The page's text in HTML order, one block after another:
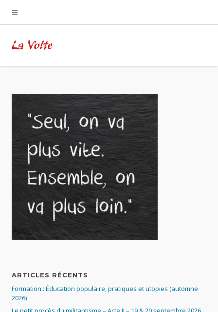
La Volte
ARTICLES RÉCENTS
Formation : Éducation populaire, pratiques et utopies (automne
2026)